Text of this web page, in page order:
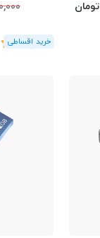
تومان
(1رای)
5